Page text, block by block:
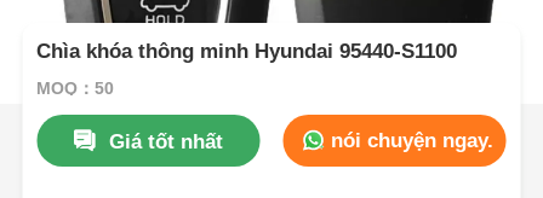
Chìa khóa thông minh Hyundai 95440-S1100
MOQ：50
Giá tốt nhất nói chuyện ngay.